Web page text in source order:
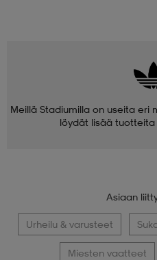
Meillä Stadiumilla on useita eri
löydät lisää tuotteita
Asiaan
Urheilu & varusteet
Miesten vaatteet